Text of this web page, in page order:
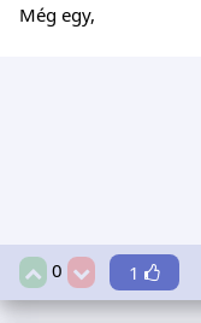
Még egy,
0 1